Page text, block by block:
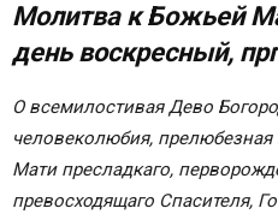
Сохранить молитвы в
Молитва Божьей Матери
Короткая молитва
Сильнейшая молитва
Журнал о звездах и
Молитва к Божьей
день воскресный,
О всемилостивая Дево
человеколюбия,
Мати пресладкаго,
превосходящаго Спасителя,